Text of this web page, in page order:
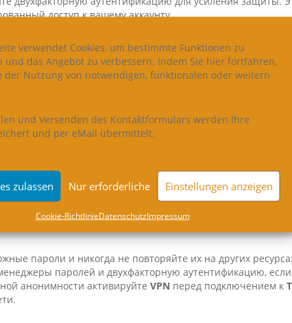
verwendet Cookies, um bestimmte Funktionen zu
und das Angebot zu verbessern. Indem Sie hier fortfahren,
der Nutzung von notwendigen, funktionalen oder weitern
und Versenden des Kontaktformulars werden Ihre
und per eMail übermittelt.
zulassen Nur erforderliche Einstellungen anzeigen
Coo­kie-Richt­li­nieDaten­schutzImpres­sum
доступ к вашему аккаунту.
используйте VPN или прокси-серверы. Это
анонимность.
с правилами платформы и рекомендациями по
риски потери данных.
при
Kra­ken Market
Tor-сети
важно учитывать ряд важных мер для защиты
через проверенные источники, чтобы избежать
на защиту: отключите Java­Script и включите
контента.
пароли и никогда не повторяйте их на других
паролей и двухфакторную аутентификацию,
анонимности активируйте VPN перед подключением к